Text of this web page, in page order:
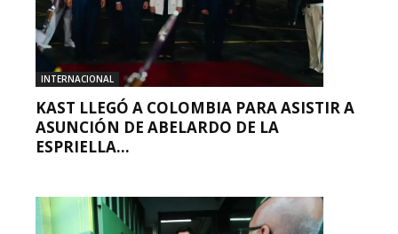
INTERNACIONAL
KAST LLEGÓ A COLOMBIA PARA ASISTIR A
ASUNCIÓN DE ABELARDO DE LA
ESPRIELLA...